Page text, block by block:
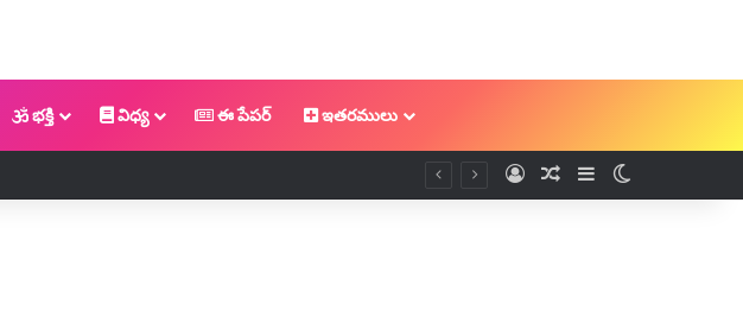
భక్తి విధ్య ఈ పేపర్ ఇతరములు
Log InRandom Article
Sidebar